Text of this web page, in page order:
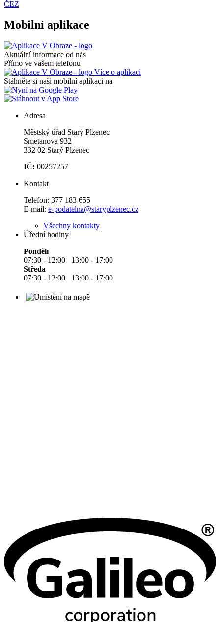
ČEZ
Mobilní aplikace
Aktuální informace od nás
Přímo ve vašem telefonu
Více o aplikaci
Stáhněte si naši mobilní aplikaci na
Adresa
Městský úřad Starý Plzenec
Smetanova 932
332 02 Starý Plzenec
IČ: 00257257
Kontakt
Telefon: 377 183 655
E-mail: e-podatelna@staryplzenec.cz
Všechny kontakty
Úřední hodiny
Pondělí
07:30 - 12:00 13:00 - 17:00
Středa
07:30 - 12:00 13:00 - 17:00